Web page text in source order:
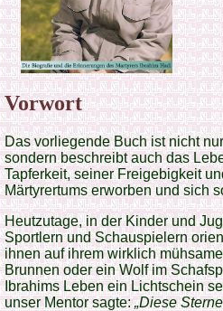
Vorwort
Das vorliegende Buch ist nicht
sondern beschreibt auch das
Tapferkeit, seiner Freigebigkeit
Märtyrertums erworben und sich
Heutzutage, in der Kinder und
Sportlern und Schauspielern
ihnen auf ihrem wirklich
Brunnen oder ein Wolf im
Ibrahims Leben ein Lichtschein
unser Mentor sagte:„Diese